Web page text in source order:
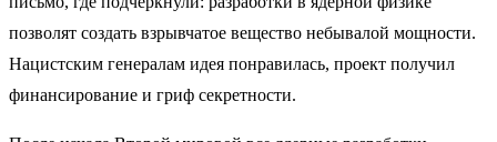
позволят создать взрывчатое вещество небывалой мощности.
Нацистским генералам идея понравилась, проект получил
финансирование и гриф секретности.